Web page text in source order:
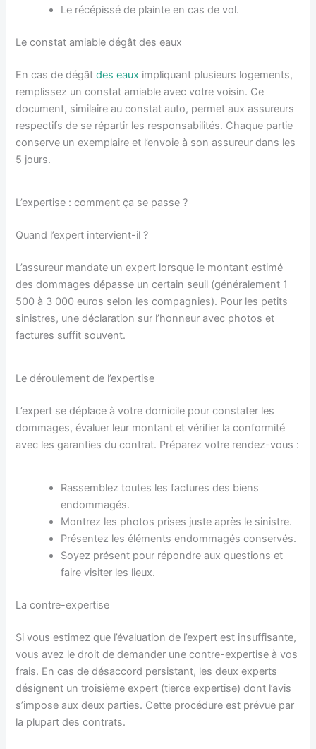
Le récépissé de plainte en cas de vol.
Le constat amiable dégât des eaux
En cas de dégâtdes eaux impliquant plusieurs logements,
remplissez un constat amiable avec votre voisin. Ce
document, similaire au constat auto, permet aux assureurs
respectifs de se répartir les responsabilités. Chaque partie
conserve un exemplaire et l’envoie à son assureur dans les
5 jours.
L’expertise : comment ça se passe ?
Quand l’expert intervient-il ?
L’assureur mandate un expert lorsque le montant estimé
des dommages dépasse un certain seuil (généralement 1
500 à 3 000 euros selon les compagnies). Pour les petits
sinistres, une déclaration sur l’honneur avec photos et
factures suffit souvent.
Le déroulement de l’expertise
L’expert se déplace à votre domicile pour constater les
dommages, évaluer leur montant et vérifier la conformité
avec les garanties du contrat. Préparez votre rendez-vous :
Rassemblez toutes les factures des biens
endommagés.
Montrez les photos prises juste après le sinistre.
Présentez les éléments endommagés conservés.
Soyez présent pour répondre aux questions et
faire visiter les lieux.
La contre-expertise
Si vous estimez que l’évaluation de l’expert est insuffisante,
vous avez le droit de demander une contre-expertise à vos
frais. En cas de désaccord persistant, les deux experts
désignent un troisième expert (tierce expertise) dont l’avis
s’impose aux deux parties. Cette procédure est prévue par
la plupart des contrats.